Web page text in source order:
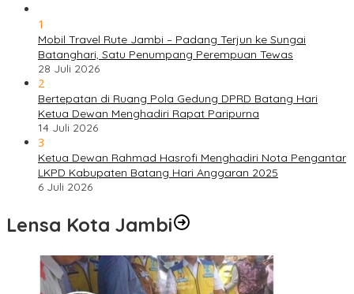
1
Mobil Travel Rute Jambi – Padang Terjun ke Sungai
Batanghari, Satu Penumpang Perempuan Tewas
28 Juli 2026
2
Bertepatan di Ruang Pola Gedung DPRD Batang Hari
Ketua Dewan Menghadiri Rapat Paripurna
14 Juli 2026
3
Ketua Dewan Rahmad Hasrofi Menghadiri Nota Pengantar
LKPD Kabupaten Batang Hari Anggaran 2025
6 Juli 2026
Lensa Kota Jambi